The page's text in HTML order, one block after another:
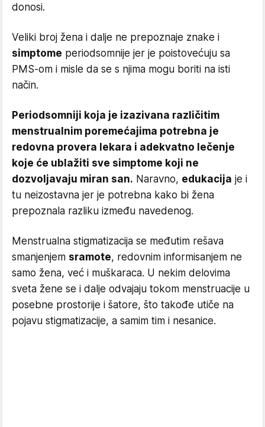
donosi.
Veliki broj žena i dalje ne prepoznaje znake i
simptome periodsomnije jer je poistovećuju sa
PMS-om i misle da se s njima mogu boriti na isti
način.
Periodsomniji koja je izazivana različitim
menstrualnim poremećajima potrebna je
redovna provera lekara i adekvatno lečenje
koje će ublažiti sve simptome koji ne
dozvoljavaju miran san. Naravno, edukacija je i
tu neizostavna jer je potrebna kako bi žena
prepoznala razliku između navedenog.
Menstrualna stigmatizacija se međutim rešava
smanjenjem sramote, redovnim informisanjem ne
samo žena, već i muškaraca. U nekim delovima
sveta žene se i dalje odvajaju tokom menstruacije u
posebne prostorije i šatore, što takođe utiče na
pojavu stigmatizacije, a samim tim i nesanice.